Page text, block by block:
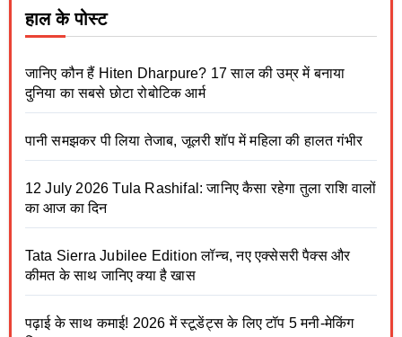
हाल के पोस्ट
जानिए कौन हैं Hiten Dharpure? 17 साल की उम्र में बनाया
दुनिया का सबसे छोटा रोबोटिक आर्म
पानी समझकर पी लिया तेजाब, जूलरी शॉप में महिला की हालत गंभीर
12 July 2026 Tula Rashifal: जानिए कैसा रहेगा तुला राशि वालों
का आज का दिन
Tata Sierra Jubilee Edition लॉन्च, नए एक्सेसरी पैक्स और
कीमत के साथ जानिए क्या है खास
पढ़ाई के साथ कमाई! 2026 में स्टूडेंट्स के लिए टॉप 5 मनी-मेकिंग